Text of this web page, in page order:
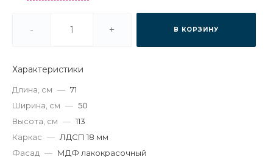
- + В КОРЗИНУ
Характеристики
Длина, см — 71
Ширина, см — 50
Высота, см — 113
Каркас — ЛДСП 18 мм
Фасад — МДФ лакокрасочный